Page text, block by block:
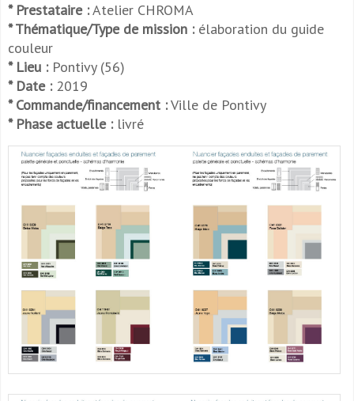
DESSIN ET
* Prestataire :Atelier CHROMA
* Thématique/Type de mission :élaboration du guide
couleur
* Lieu :Pontivy (56)
* Date :2019
* Commande/financement :Ville de Pontivy
* Phase actuelle :livré